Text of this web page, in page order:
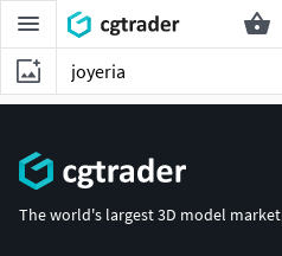
The world's largest 3D model